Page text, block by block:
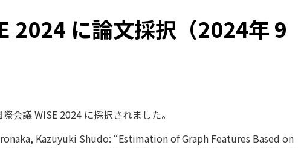
2024 に論文採択（2024年 9
会議 WISE 2024 に採択されました。
Kazuyuki Shudo: “Estimation of Graph Features Based on